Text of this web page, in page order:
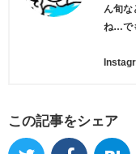
ん旬な
ね…で
この記事をシェア